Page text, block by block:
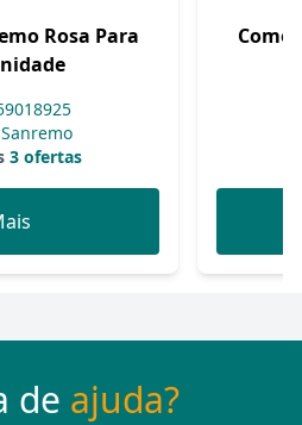
Rosa Para
Sanremo
3 ofertas
de ajuda?